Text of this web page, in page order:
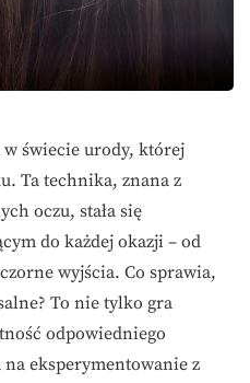
świecie urody, której
Ta technika, znana z
oczu, stała się
do każdej okazji – od
wyjścia. Co sprawia,
To nie tylko gra
odpowiedniego
eksperymentowanie z